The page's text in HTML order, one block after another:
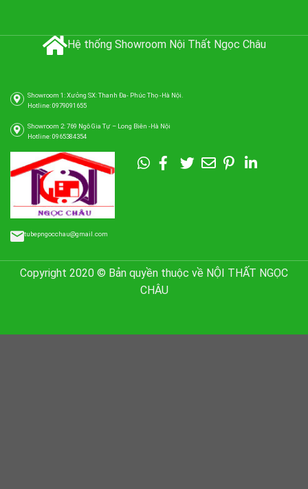
Hệ thống Showroom Nội Thất Ngọc Châu
Showroom 1: Xưởng SX: Thanh Đa- Phúc Thọ -Hà Nội.
Hotline: 0979091655
Showroom 2: 769 Ngô Gia Tự – Long Biên -Hà Nội
Hotline: 0965384354
tubepngocchau@gmail.com
Copyright 2020 © Bản quyền thuộc về NỘI THẤT NGỌC
CHÂU